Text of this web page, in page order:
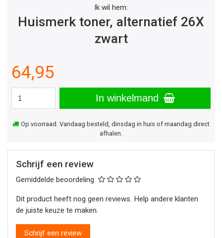
Ik wil hem:
Huismerk toner, alternatief 26X
zwart
64,95
In winkelmand
Op voorraad. Vandaag besteld, dinsdag in huis of maandag direct
afhalen.
Schrijf een review
Gemiddelde beoordeling
Dit product heeft nog geen reviews. Help andere klanten
de juiste keuze te maken.
Schrijf een review